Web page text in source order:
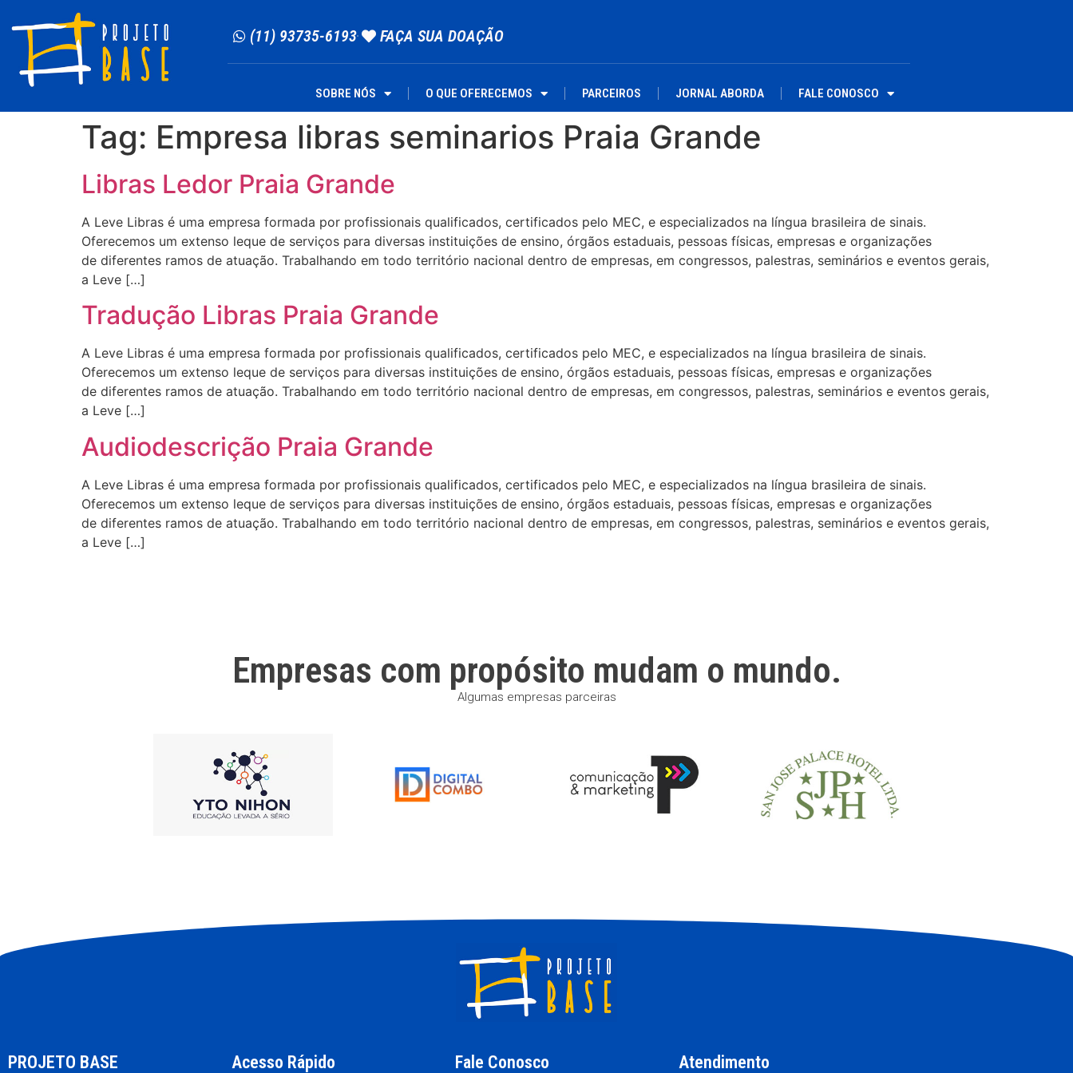
(11) 93735-6193 FAÇA SUA DOAÇÃO
SOBRE NÓS O QUE OFERECEMOS PARCEIROS JORNAL ABORDA FALE CONOSCO
Tag: Empresa libras seminarios Praia Grande
Libras Ledor Praia Grande
A Leve Libras é uma empresa formada por profissionais qualificados, certificados pelo MEC, e especializados na língua brasileira de sinais.
Oferecemos um extenso leque de serviços para diversas instituições de ensino, órgãos estaduais, pessoas físicas, empresas e organizações
de diferentes ramos de atuação. Trabalhando em todo território nacional dentro de empresas, em congressos, palestras, seminários e eventos gerais,
a Leve […]
Tradução Libras Praia Grande
A Leve Libras é uma empresa formada por profissionais qualificados, certificados pelo MEC, e especializados na língua brasileira de sinais.
Oferecemos um extenso leque de serviços para diversas instituições de ensino, órgãos estaduais, pessoas físicas, empresas e organizações
de diferentes ramos de atuação. Trabalhando em todo território nacional dentro de empresas, em congressos, palestras, seminários e eventos gerais,
a Leve […]
Audiodescrição Praia Grande
A Leve Libras é uma empresa formada por profissionais qualificados, certificados pelo MEC, e especializados na língua brasileira de sinais.
Oferecemos um extenso leque de serviços para diversas instituições de ensino, órgãos estaduais, pessoas físicas, empresas e organizações
de diferentes ramos de atuação. Trabalhando em todo território nacional dentro de empresas, em congressos, palestras, seminários e eventos gerais,
a Leve […]
Empresas com propósito mudam o mundo.
Algumas empresas parceiras
PROJETO BASE Acesso Rápido Fale Conosco Atendimento